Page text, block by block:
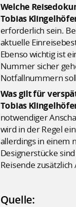
Welche
Tobias
erforderlich sein.
aktuelle
Ebenso wichtig ist
Nummer sicher
Notfallnummern
Was gilt für
Tobias
notwendiger
wird in der Regel
allerdings in einem
Designerstücke
Reisende
Quelle: